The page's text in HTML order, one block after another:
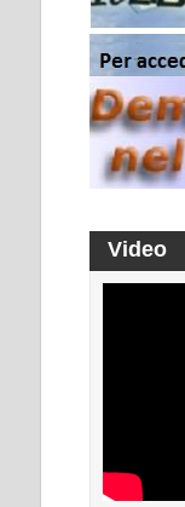
Video